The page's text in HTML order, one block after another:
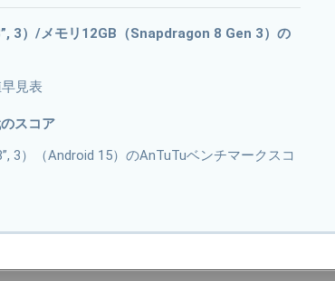
3）/メモリ12GB（Snapdragon 8 Gen 3）の
見表
スコア
3）（Android 15）のAnTuTuベンチマークスコ